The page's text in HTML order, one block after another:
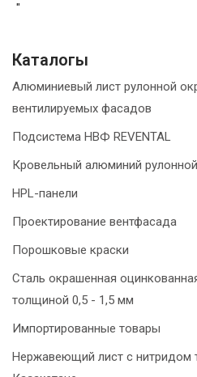
"
Каталогы
Алюминиевый лист рулонной
вентилируемых фасадов
Подсистема НВФ REVENTAL
Кровельный алюминий
HPL-панели
Проектирование вентфасада
Порошковые краски
Сталь окрашенная
толщиной 0,5 - 1,5 мм
Импортированные товары
Нержавеющий лист с нитридом